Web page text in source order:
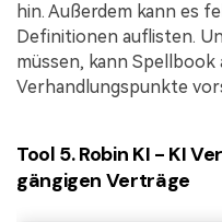
hin. Außerdem kann es
Definitionen auflisten.
müssen, kann Spellbook
Verhandlungspunkte
Tool 5. Robin KI - KI
gängigen Verträge